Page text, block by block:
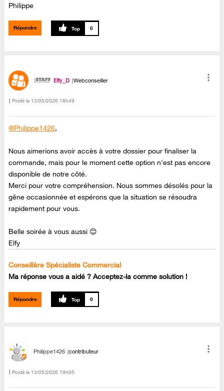
Philippe
Répondre 0
Elfy_D Webconseiller
Posté le ‎13/05/2026 18h49
@Philippe1426,
Nous aimerions avoir accès à votre dossier pour finaliser la
commande, mais pour le moment cette option n'est pas encore
disponible de notre côté.
Merci pour votre compréhension. Nous sommes désolés pour la
gêne occasionnée et espérons que la situation se résoudra
rapidement pour vous.
Belle soirée à vous aussi 😊
Elfy
Conseillère Spécialiste Commercial
Ma réponse vous a aidé ? Acceptez-la comme solution !
Répondre 0
Philippe1426 contributeur
Posté le ‎13/05/2026 19h05